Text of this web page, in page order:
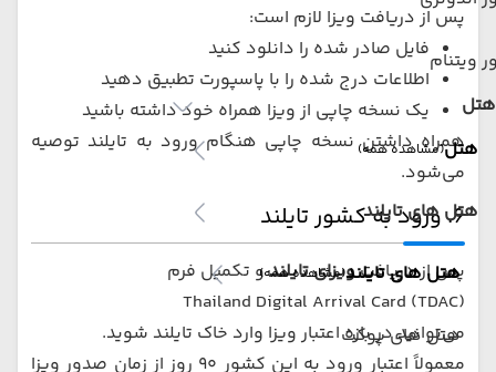
ویتنام
هتل
هتل(مشاهده همه)
هتل های تایلند
هتل های تایلند(مشاهده همه)
هتل های پوکت
پس از دریافت ویزا لازم است:
فایل صادر شده را دانلود کنید
اطلاعات درج شده را با پاسپورت تطبیق دهید
یک نسخه چاپی از ویزا همراه خود داشته باشید
همراه داشتن نسخه چاپی هنگام ورود به تایلند توصیه
می‌شود.
۶. ورود به کشور تایلند
پس از دریافتویزای تایلندو تکمیل فرم
Thailand Digital Arrival Card (TDAC)
می‌توانید در بازه اعتبار ویزا وارد خاک تایلند شوید.
معمولاً اعتبار ورود به این کشور ۹۰ روز از زمان صدور ویزا